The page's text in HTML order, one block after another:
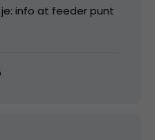
info at feeder punt